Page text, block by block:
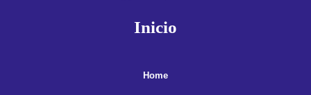
Inicio
Home